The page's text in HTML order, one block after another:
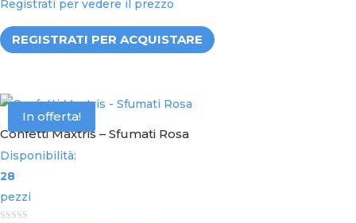
o
o
f
Registrati per vedere il prezzo
REGISTRATI PER ACQUISTARE
In offerta!
Confetti Maxtris – Sfumati Rosa
Disponibilità:
28
pezzi